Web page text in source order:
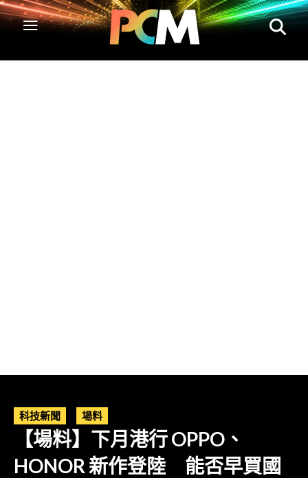
科技新聞 場料
【場料】下月港行 OPPO、
HONOR 新作登陸 能否早買國